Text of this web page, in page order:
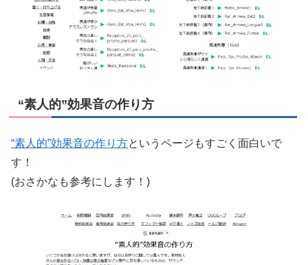
“素人的”効果音の作り方
“素人的”効果音の作り方というページもすごく面白いで
す！
(おさかなも参考にします！)